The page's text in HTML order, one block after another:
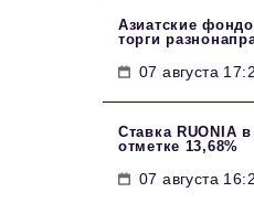
Азиатские
торги
07 августа
Ставка RUONIA
отметке 13,68%
07 августа